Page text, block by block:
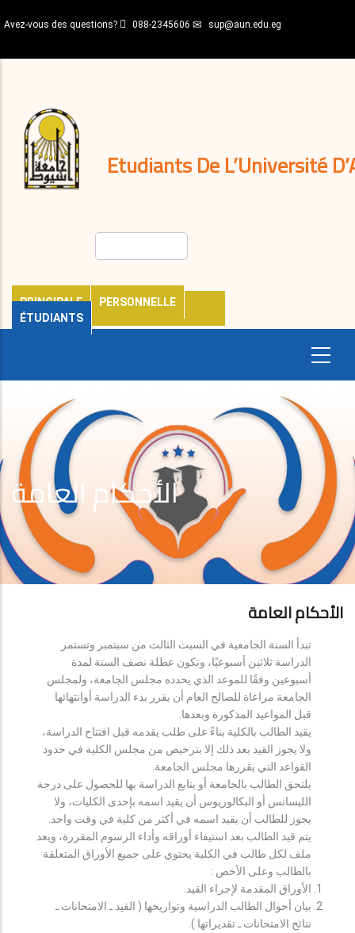
au
principal
Avez-vous des questions? 088-2345606 sup@aun.edu.eg
Etudiants De L’Université
PRINCIPALE
PERSONNELLE
ÉTUDIANTS
décisions
Expatriés
Journal
الأحكام العامة
الأحكام العامة
تبدأ السنة الجامعية في السبت الثالث من سبتمبر وتستمر
الدراسة ثلاثين أسبوعيًا، وتكون عطلة نصف السنة لمدة
أسبوعين وفقًا للموعد الذي يحدده مجلس الجامعة، ولمجلس
الجامعة مراعاة للصالح العام أن يقرر بدء الدراسة أوانتهائها
قبل المواعيد المذكورة وبعدها.
يقيد الطالب بالكلية بناءً على طلب يقدمه قبل افتتاح الدراسة،
ولا يجوز القيد بعد ذلك إلا بترخيص من مجلس الكلية في حدود
القواعد التي يقررها مجلس الجامعة.
يلتحق الطالب بالجامعة أو يتابع الدراسة بها للحصول على درجة
الليسانس أو البكالوريوس أن يقيد اسمه بإحدى الكليات، ولا
يجوز للطالب أن يقيد اسمه في أكثر من كلية في وقت واحد.
يتم قيد الطالب بعد استيفاء أوراقه وأداء الرسوم المقررة، ويعد
ملف لكل طالب في الكلية يحتوي على جميع الأوراق المتعلقة
بالطالب وعلى الأخص :
الأوراق المقدمة لإجراء القيد.
بيان أحوال الطالب الدراسية وتواريخها ( القيد ـ الامتحانات ـ
نتائح الامتحانات ـ تقديراتها ).